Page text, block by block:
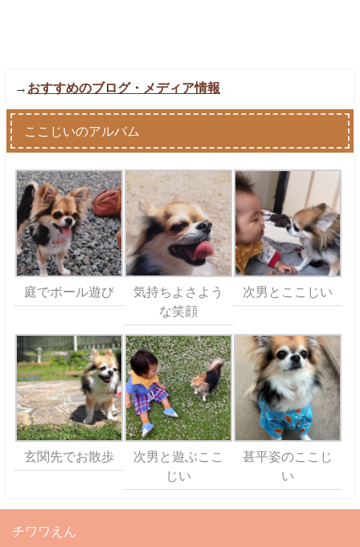
→ おすすめのブログ・メディア情報
ここじいのアルバム
庭でボール遊び
気持ちよさよう
な笑顔
次男とここじい
玄関先でお散歩
次男と遊ぶここ
じい
甚平姿のここじ
い
チワワえん